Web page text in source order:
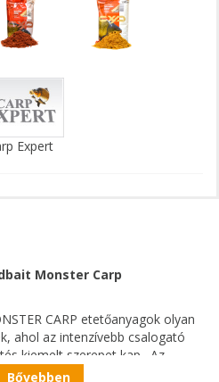
Expert
Monster Carp
CARP etetőanyagok olyan
ahol az intenzívebb csalogató
kiemelt szerepet kap. Az
célja, hogy gyorsan felkeltse a
Bővebben